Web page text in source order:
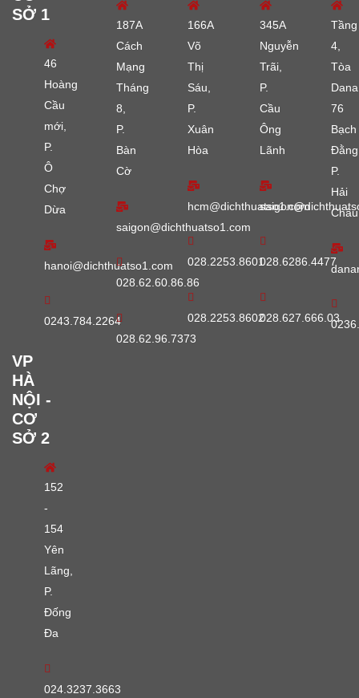
SỞ 1
46
Hoàng
Cầu
mới,
P.
Ô
Chợ
Dừa
hanoi@dichthuatso1.com
0243.784.2264
VP
HÀ
NỘI -
CƠ
SỞ 2
152
-
154
Yên
Lãng,
P.
Đống
Đa
024.3237.3663
187A
Cách
Mạng
Tháng
8,
P.
Bàn
Cờ
saigon@dichthuatso1.com
028.62.60.86.86
028.62.96.7373
166A
Võ
Thị
Sáu,
P.
Xuân
Hòa
hcm@dichthuatso1.com
028.2253.8601
028.2253.8602
345A
Nguyễn
Trãi,
P.
Cầu
Ông
Lãnh
028.6286.4477
028.627.666.03
Tầng
4,
Tòa
76
Bạch
P.
Hải
Châu